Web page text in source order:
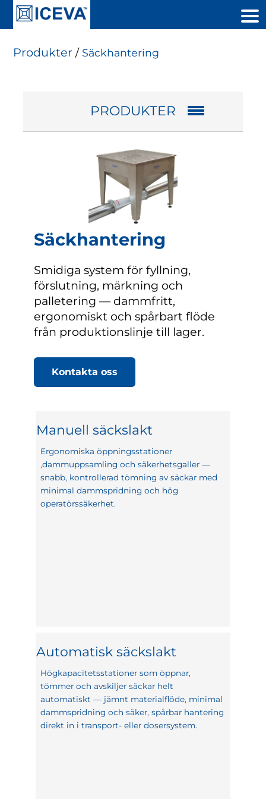
Produkter/ Säckhantering
PRODUKTER
Säckhantering
Smidiga system för fyllning,
förslutning, märkning och
palletering — dammfritt,
ergonomiskt och spårbart flöde
från produktionslinje till lager.
Kontakta oss
Manuell säckslakt
Ergonomiska öppningsstationer
,dammuppsamling och säkerhetsgaller —
snabb, kontrollerad tömning av säckar med
minimal dammspridning och hög
operatörssäkerhet.
Automatisk säckslakt
Högkapacitetsstationer som öppnar,
tömmer och avskiljer säckar helt
automatiskt — jämnt materialflöde, minimal
dammspridning och säker, spårbar hantering
direkt in i transport- eller dosersystem.